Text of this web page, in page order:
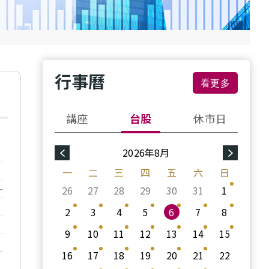
行事曆 看更多
講座 台股 休市日
2026年8月
一
二 三 四 五 六
日
26
27 28 29 30 31
1
2
3 4 5 6 7
8
9
10 11 12 13 14
15
16
17 18 19 20 21 22